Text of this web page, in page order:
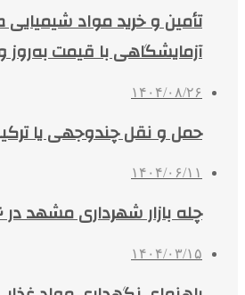
تأمین و خرید مواد
آزمایشگاهی با قیمت
۱۴۰۴/۰۸/۲۶
حمل و نقل چندوجهی یا
۱۴۰۴/۰۶/۱۱
چله بازار شهرداری مشهد در ۱۴۰۴ برگزار میشود ؟
۱۴۰۴/۰۳/۱۵